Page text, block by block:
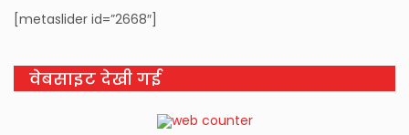
[metaslider id=”2668″]
वेबसाइट देखी गई